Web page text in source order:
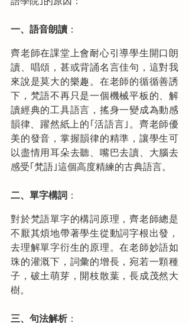
一、語音朗讀 ：
齊老師在課堂上會耐心引導學生開口朗
讀、唱頌，甚或背誦名言佳句，這對我
來說是莫大的樂趣。在老師的循循善誘
下，梵語不再只是一個機械平板的、解
讀經典的工具語言，搖身一變成為動感
韻律、躍然紙上的｢活語言｣。齊老師優
美的發音，掌握韻律的精準，讓學生可
以盡情用耳朵去聽、嘴巴去讀、大腦去
感受｢梵語｣這個高度精練的古典語言。
二、單字構詞 ：
對於梵語單字的構詞原理，齊老師總是
不厭其煩地帶著學生從動詞字根出發，
去理解單字衍生的原理。在老師妙語如
珠的灌溉下，詞彙的增長，宛若一顆種
子，破土萌芽，開枝散葉，長成茂然大
樹。
三、句法解析：